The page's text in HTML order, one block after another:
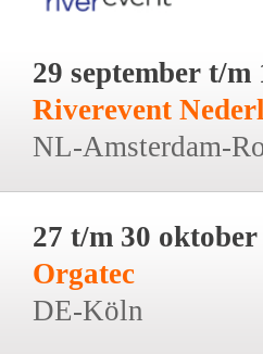
29 september t/m
Riverevent
NL-Amsterdam-
27 t/m 30 oktober
Orgatec
DE-Köln